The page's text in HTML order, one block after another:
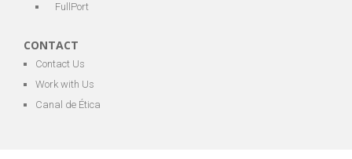
FullPort
CONTACT
Contact Us
Work with Us
Canal de Ética